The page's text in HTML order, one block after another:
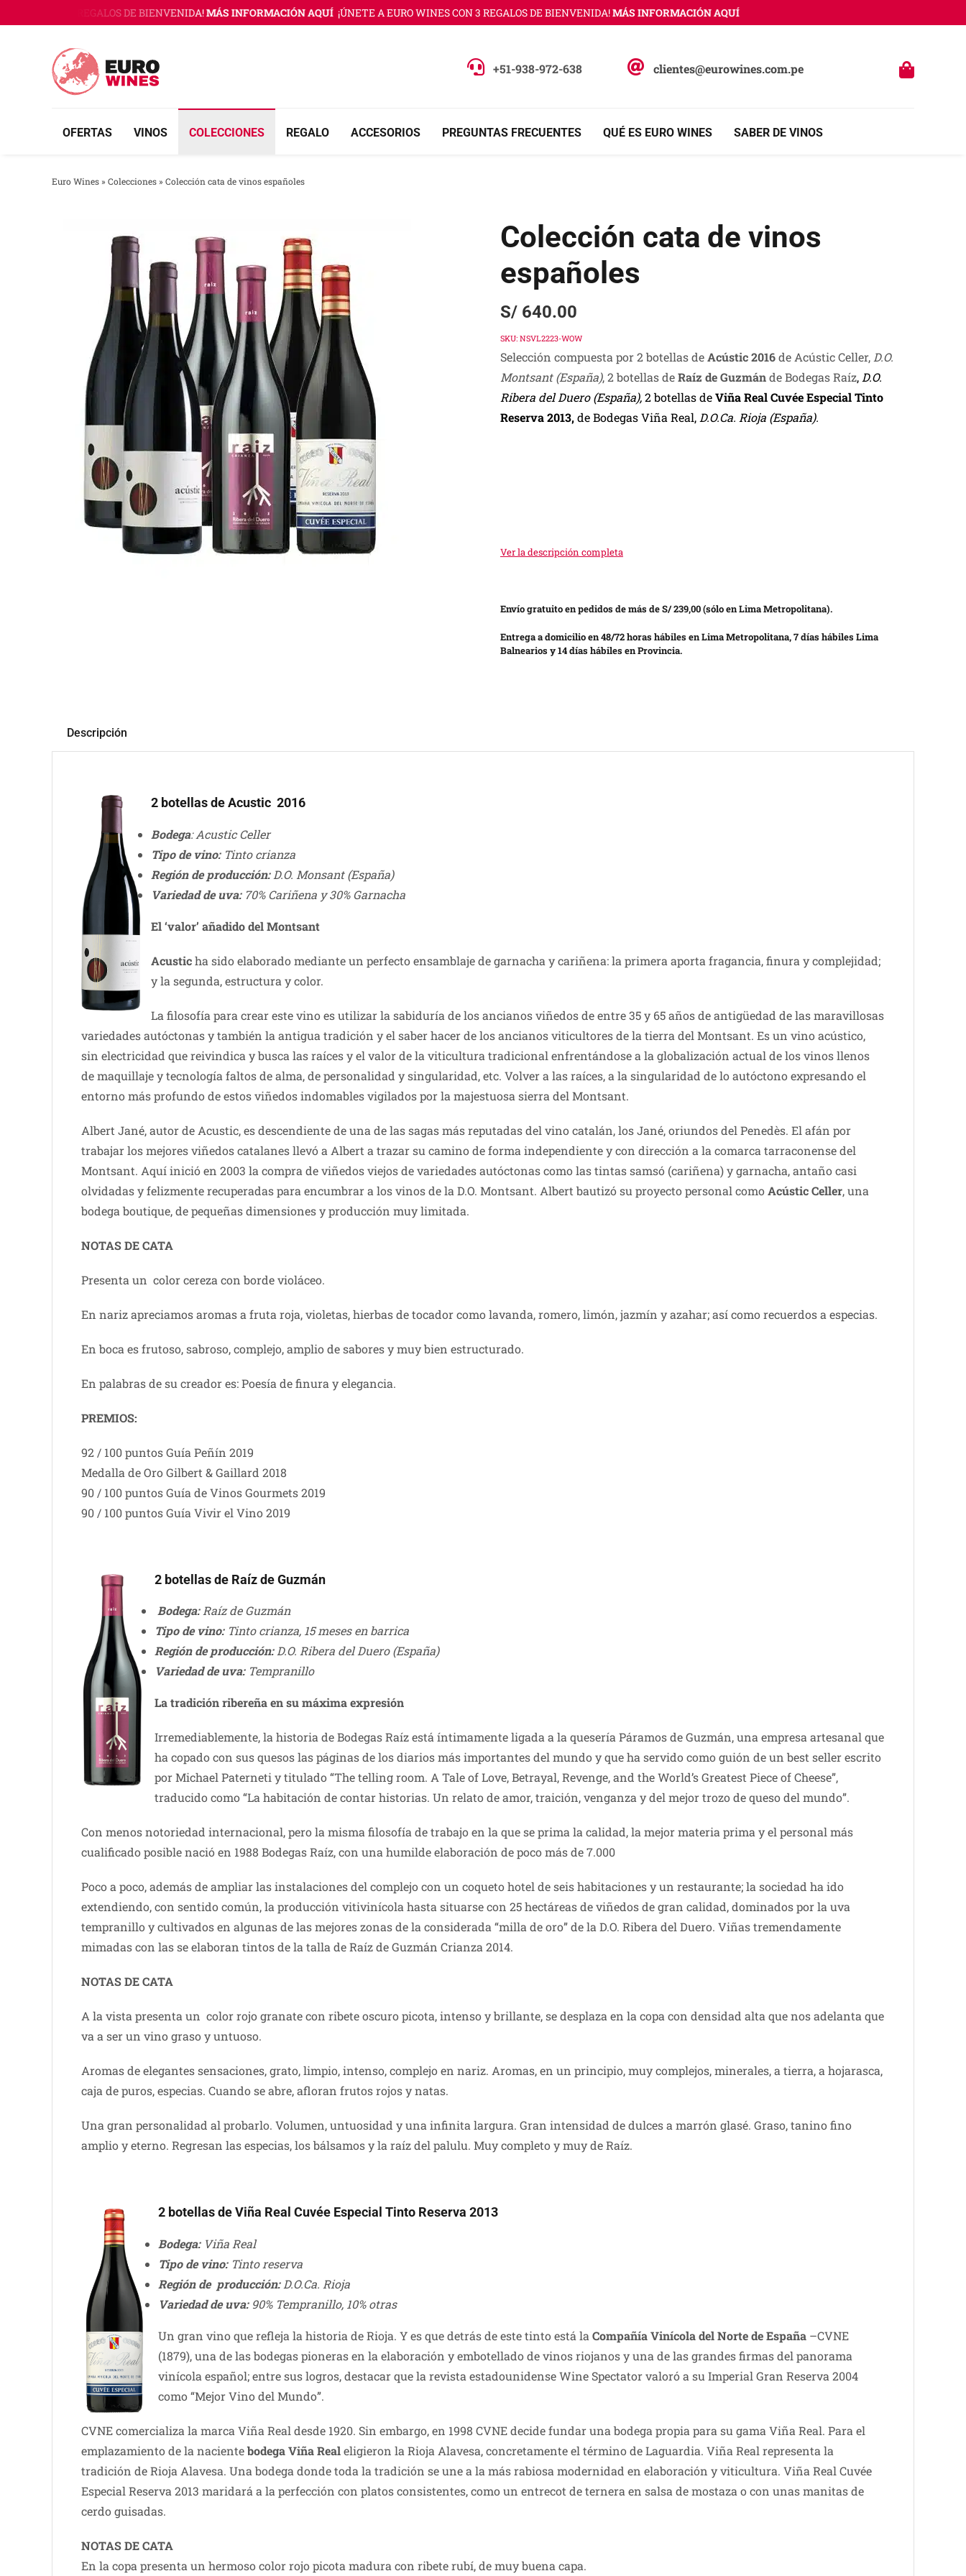
al
CON 3 REGALOS DE BIENVENIDA!MÁS INFORMACIÓN AQUÍ ¡ÚNETE A EURO WINES CON 3 REGALOS DE BIENVENIDA!MÁS INFORMACIÓN AQUÍ
+51-938-972-638 clientes@eurowines.com.pe
OFERTAS VINOS COLECCIONES REGALO ACCESORIOS PREGUNTAS FRECUENTES QUÉ ES EURO WINES SABER DE VINOS
Euro Wines» Colecciones» Colección cata de vinos españoles
Colección cata de vinos
españoles
S/640.00
SKU: NSVL2223-WOW
Selección compuesta por 2 botellas deAcústic 2016de Acústic Celler, D.O.
Montsant (España), 2 botellas deRaíz de Guzmánde Bodegas Raíz, D.O.
Ribera del Duero (España),2 botellas deViña Real Cuvée Especial Tinto
Reserva 2013,de Bodegas Viña Real, D.O.Ca. Rioja (España).
Ver la descripción completa
Envío gratuito en pedidos de más de S/ 239,00 (sólo en Lima Metropolitana).
Entrega a domicilio en 48/72 horas hábiles en Lima Metropolitana, 7 días hábiles Lima
Balnearios y 14 días hábiles en Provincia.
Descripción
2 botellas de Acustic 2016
Bodega: Acustic Celler
Tipo de vino:Tinto crianza
Región de producción:D.O. Monsant (España)
Variedad de uva:70% Cariñena y 30% Garnacha
El ‘valor’ añadido del Montsant
Acusticha sido elaborado mediante un perfecto ensamblaje de garnacha y cariñena: la primera aporta fragancia, finura y complejidad;
y la segunda, estructura y color.
La filosofía para crear este vino es utilizar la sabiduría de los ancianos viñedos de entre 35 y 65 años de antigüedad de las maravillosas
variedades autóctonas y también la antigua tradición y el saber hacer de los ancianos viticultores de la tierra del Montsant. Es un vino acústico,
sin electricidad que reivindica y busca las raíces y el valor de la viticultura tradicional enfrentándose a la globalización actual de los vinos llenos
de maquillaje y tecnología faltos de alma, de personalidad y singularidad, etc. Volver a las raíces, a la singularidad de lo autóctono expresando el
entorno más profundo de estos viñedos indomables vigilados por la majestuosa sierra del Montsant.
Albert Jané, autor de Acustic, es descendiente de una de las sagas más reputadas del vino catalán, los Jané, oriundos del Penedès. El afán por
trabajar los mejores viñedos catalanes llevó a Albert a trazar su camino de forma independiente y con dirección a la comarca tarraconense del
Montsant. Aquí inició en 2003 la compra de viñedos viejos de variedades autóctonas como las tintas samsó (cariñena) y garnacha, antaño casi
olvidadas y felizmente recuperadas para encumbrar a los vinos de la D.O. Montsant. Albert bautizó su proyecto personal comoAcústic Celler, una
bodega boutique, de pequeñas dimensiones y producción muy limitada.
NOTAS DE CATA
Presenta un color cereza con borde violáceo.
En nariz apreciamos aromas a fruta roja, violetas, hierbas de tocador como lavanda, romero, limón, jazmín y azahar; así como recuerdos a especias.
En boca es frutoso, sabroso, complejo, amplio de sabores y muy bien estructurado.
En palabras de su creador es: Poesía de finura y elegancia.
PREMIOS:
92 / 100 puntos Guía Peñín 2019
Medalla de Oro Gilbert & Gaillard 2018
90 / 100 puntos Guía de Vinos Gourmets 2019
90 / 100 puntos Guía Vivir el Vino 2019
2 botellas de Raíz de Guzmán
Bodega:Raíz de Guzmán
Tipo de vino:Tinto crianza, 15 meses en barrica
Región de producción:D.O. Ribera del Duero (España)
Variedad de uva:Tempranillo
La tradición ribereña en su máxima expresión
Irremediablemente, la historia de Bodegas Raíz está íntimamente ligada a la quesería Páramos de Guzmán, una empresa artesanal que
ha copado con sus quesos las páginas de los diarios más importantes del mundo y que ha servido como guión de un best seller escrito
por Michael Paterneti y titulado “The telling room. A Tale of Love, Betrayal, Revenge, and the World’s Greatest Piece of Cheese”,
traducido como “La habitación de contar historias. Un relato de amor, traición, venganza y del mejor trozo de queso del mundo”.
Con menos notoriedad internacional, pero la misma filosofía de trabajo en la que se prima la calidad, la mejor materia prima y el personal más
cualificado posible nació en 1988 Bodegas Raíz, con una humilde elaboración de poco más de 7.000
Poco a poco, además de ampliar las instalaciones del complejo con un coqueto hotel de seis habitaciones y un restaurante; la sociedad ha ido
extendiendo, con sentido común, la producción vitivinícola hasta situarse con 25 hectáreas de viñedos de gran calidad, dominados por la uva
tempranillo y cultivados en algunas de las mejores zonas de la considerada “milla de oro” de la D.O. Ribera del Duero. Viñas tremendamente
mimadas con las se elaboran tintos de la talla de Raíz de Guzmán Crianza 2014.
NOTAS DE CATA
A la vista presenta un color rojo granate con ribete oscuro picota, intenso y brillante, se desplaza en la copa con densidad alta que nos adelanta que
va a ser un vino graso y untuoso.
Aromas de elegantes sensaciones, grato, limpio, intenso, complejo en nariz. Aromas, en un principio, muy complejos, minerales, a tierra, a hojarasca,
caja de puros, especias. Cuando se abre, afloran frutos rojos y natas.
Una gran personalidad al probarlo. Volumen, untuosidad y una infinita largura. Gran intensidad de dulces a marrón glasé. Graso, tanino fino
amplio y eterno. Regresan las especias, los bálsamos y la raíz del palulu. Muy completo y muy de Raíz.
2 botellas de Viña Real Cuvée Especial Tinto Reserva 2013
Bodega:Viña Real
Tipo de vino:Tinto reserva
Región de producción:D.O.Ca. Rioja
Variedad de uva:90% Tempranillo, 10% otras
Un gran vino que refleja la historia de Rioja. Y es que detrás de este tinto está la Compañía Vinícola del Norte de España–CVNE
(1879), una de las bodegas pioneras en la elaboración y embotellado de vinos riojanos y una de las grandes firmas del panorama
vinícola español; entre sus logros, destacar que la revista estadounidense Wine Spectator valoró a su Imperial Gran Reserva 2004
como “Mejor Vino del Mundo”.
CVNE comercializa la marca Viña Real desde 1920. Sin embargo, en 1998 CVNE decide fundar una bodega propia para su gama Viña Real. Para el
emplazamiento de la nacientebodega Viña Realeligieron la Rioja Alavesa, concretamente el término de Laguardia. Viña Real representa la
tradición de Rioja Alavesa. Una bodega donde toda la tradición se une a la más rabiosa modernidad en elaboración y viticultura. Viña Real Cuvée
Especial Reserva 2013 maridará a la perfección con platos consistentes, como un entrecot de ternera en salsa de mostaza o con unas manitas de
cerdo guisadas.
NOTAS DE CATA
En la copa presenta un hermoso color rojo picota madura con ribete rubí, de muy buena capa.